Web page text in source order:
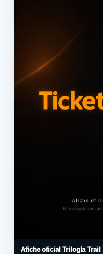
Afiche oficial Trilogía